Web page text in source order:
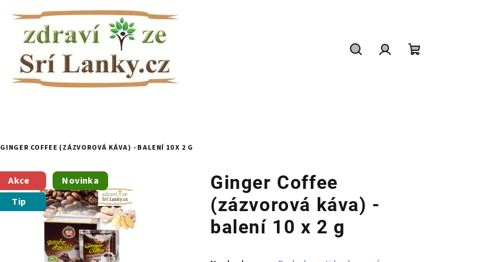
GINGER COFFEE (ZÁZVOROVÁ KÁVA) - BALENÍ 10 X 2 G
Ginger Coffee
(zázvorová káva) -
balení 10 x 2 g
Akce
Novinka
Tip